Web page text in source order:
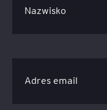
Nazwisko
Adres email